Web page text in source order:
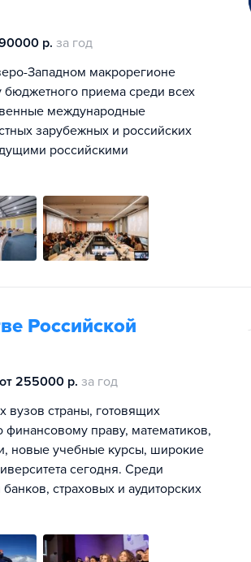
р. за год
Западном макрорегионе
бюджетного приема среди всех
международные
зарубежных и российских
российскими
Российской
от 255000 р. за год
страны, готовящих
праву, математиков,
новые учебные курсы, широкие
сегодня. Среди
страховых и аудиторских